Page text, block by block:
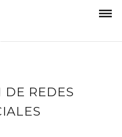
DE REDES